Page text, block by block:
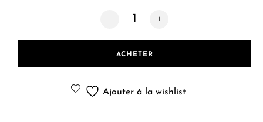
quantité de Montessori Le corps
ACHETER
Ajouter à la wishlist